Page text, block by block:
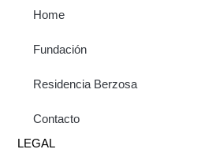
Home
Fundación
Residencia Berzosa
Contacto
LEGAL